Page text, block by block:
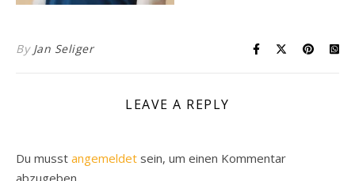
By Jan Seliger
LEAVE A REPLY
Du musst angemeldet sein, um einen Kommentar